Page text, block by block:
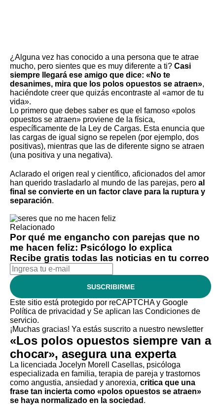
¿Alguna vez has conocido a una persona que te atrae
mucho, pero sientes que es muy diferente a ti? Casi
siempre llegará ese amigo que dice: «No te
desanimes, mira que los polos opuestos se atraen»,
haciéndote creer que quizás encontraste al «amor de tu
vida».
Lo primero que debes saber es que el famoso «polos
opuestos se atraen» proviene de la física,
específicamente de la Ley de Cargas. Esta enuncia que
las cargas de igual signo se repelen (por ejemplo, dos
positivas), mientras que las de diferente signo se atraen
(una positiva y una negativa).
Aclarado el origen real y científico, aficionados del amor
han querido trasladarlo al mundo de las parejas, pero al
final se convierte en un factor clave para la ruptura y
separación.
Relacionado
Por qué me engancho con parejas que no
me hacen feliz: Psicólogo lo explica
Recibe gratis todas las noticias en tu correo
SUSCRIBIRME
Este sitio está protegido por reCAPTCHA y Google
Política de privacidad y Se aplican las Condiciones de
servicio.
¡Muchas gracias! Ya estás suscrito a nuestro newsletter
«Los polos opuestos siempre van a
chocar», asegura una experta
La licenciada Jocelyn Morell Casellas, psicóloga
especializada en familia, terapia de pareja y trastornos
como angustia, ansiedad y anorexia, critica que una
frase tan incierta como «polos opuestos se atraen»
se haya normalizado en la sociedad .